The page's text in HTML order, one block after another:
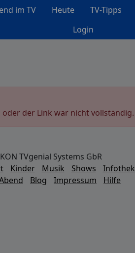
im TV Heute TV-Tipps
Login
der Link war nicht vollständig.
TVgenial Systems GbR
Kinder Musik Shows
Infothek
Blog Impressum Hilfe